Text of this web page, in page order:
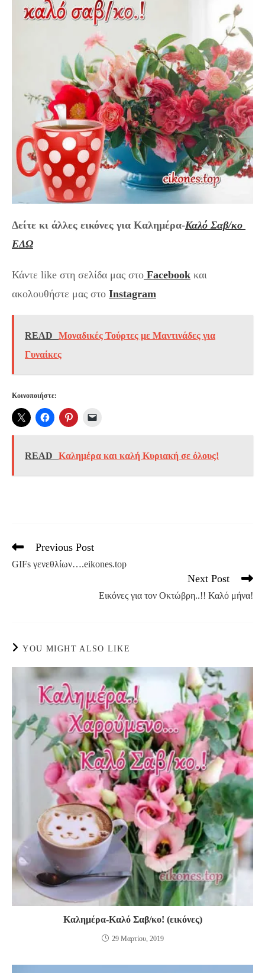
Δείτε κι άλλες εικόνες για Καλημέρα-Καλό Σαβ/κο
ΕΔΩ
Κάντε like στη σελίδα μας στο Facebook και
ακολουθήστε μας στο Instagram
READ
Μοναδικές Τούρτες με Μαντινάδες για
Γυναίκες
Κοινοποιήστε:
READ Καλημέρα και καλή Κυριακή σε όλους!
Read
articles
Previous Post
GIFs γενεθλίων….eikones.top
Next Post
Εικόνες για τον Οκτώβρη..!! Καλό μήνα!
YOU MIGHT ALSO LIKE
Καλημέρα-Καλό Σαβ/κο! (εικόνες)
29 Μαρτίου, 2019